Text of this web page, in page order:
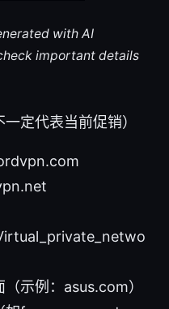
with AI
important details
定代表当前促销）
示例：asus.com）